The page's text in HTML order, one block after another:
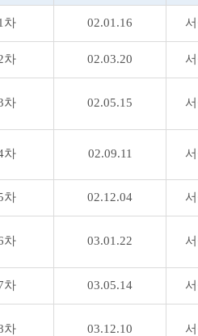
차 02.01.16
차 02.03.20
차 02.05.15
차 02.09.11
차 02.12.04
차 03.01.22
차 03.05.14
차 03.12.10